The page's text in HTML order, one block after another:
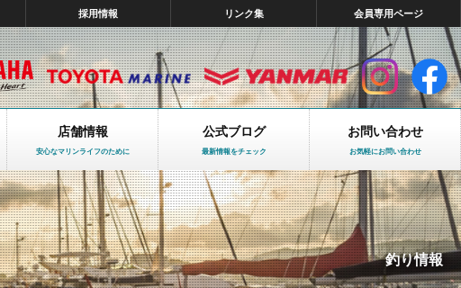
採用情報 リンク集 会員専用ページ
店舗情報
安心なマリンライフのために
公式ブログ
最新情報をチェック
お問い合わせ
お気軽にお問い合わせ
釣り情報